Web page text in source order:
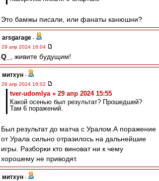
Это бамжы писали, или фанаты канюшни?
arsgarage -
29 апр 2024 16:04
Q_ , живите будущим!
митхун -
29 апр 2024 16:02
tver-udomlya » 29 апр 2024 15:55
Какой осенью был результат? Прошедшей?
Там 6 поражений.
Был результат до матча с Уралом.А поражение
от Урала сильно отразилось на дальнейшие
игры. Разборки кто виноват ни к чему
хорошему не приводят.
митхун -